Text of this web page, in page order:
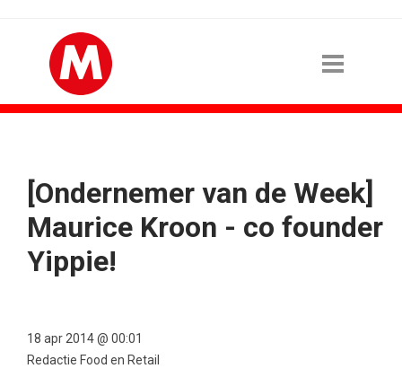
[Ondernemer van de Week]
Maurice Kroon - co founder
Yippie!
18 apr 2014 @ 00:01
Redactie Food en Retail